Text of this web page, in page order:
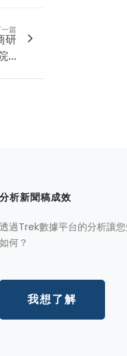
篇
研
...
分析新聞稿成效
透過Trek數據平台的分析讓
如何？
我想了解